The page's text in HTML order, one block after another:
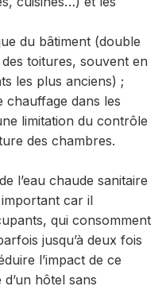
du bâtiment (double
toitures, souvent en
les plus anciens) ;
chauffage dans les
limitation du contrôle
des chambres.
l’eau chaude sanitaire
car il
qui consomment
jusqu’à deux fois
l’impact de ce
hôtel sans